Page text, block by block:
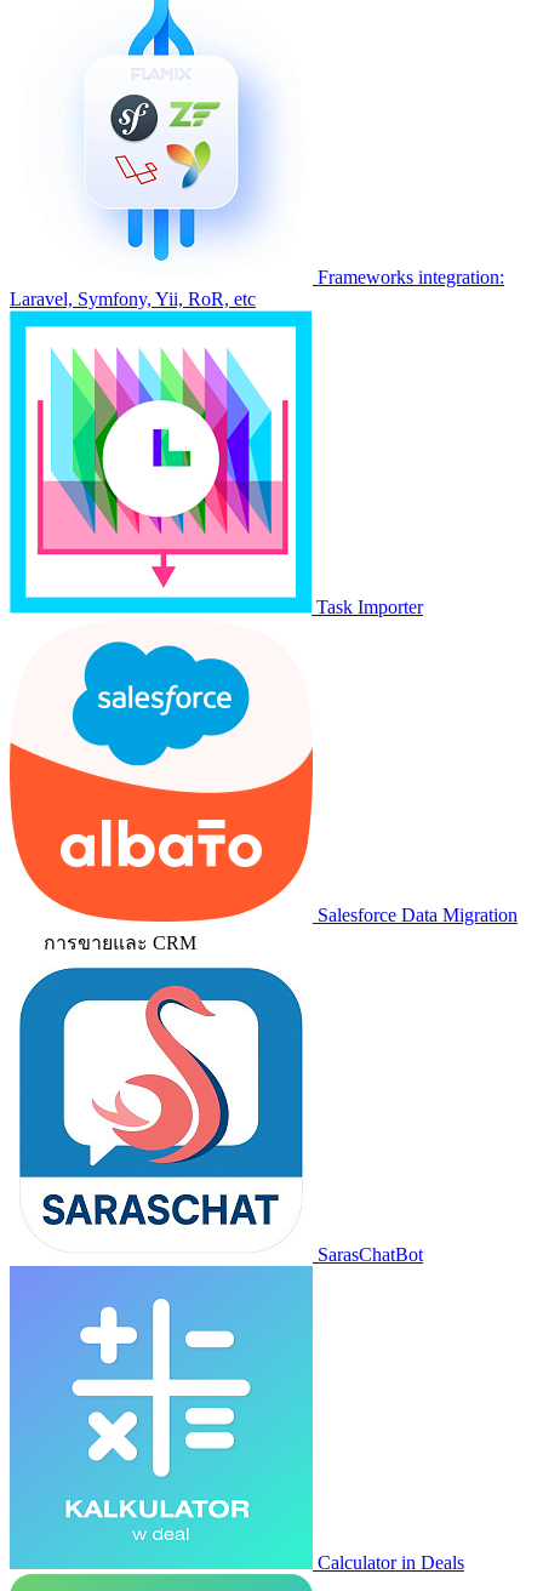
Frameworks integration:
Laravel, Symfony, Yii, RoR, etc
Task Importer
Salesforce Data Migration
การขายและ CRM
SarasChatBot
Calculator in Deals